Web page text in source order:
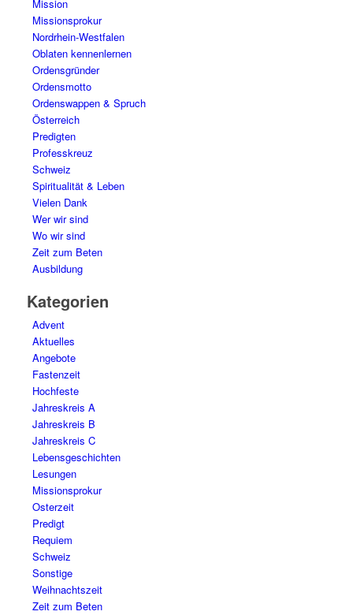
Mission
Missionsprokur
Nordrhein-Westfalen
Oblaten kennenlernen
Ordensgründer
Ordensmotto
Ordenswappen & Spruch
Österreich
Predigten
Professkreuz
Schweiz
Spiritualität & Leben
Vielen Dank
Wer wir sind
Wo wir sind
Zeit zum Beten
Ausbildung
Kategorien
Advent
Aktuelles
Angebote
Fastenzeit
Hochfeste
Jahreskreis A
Jahreskreis B
Jahreskreis C
Lebensgeschichten
Lesungen
Missionsprokur
Osterzeit
Predigt
Requiem
Schweiz
Sonstige
Weihnachtszeit
Zeit zum Beten